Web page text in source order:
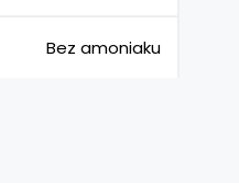
Bez amoniaku